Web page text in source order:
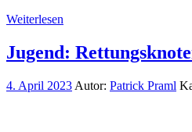
Weiterlesen
Jugend:
4. April 2023 Autor: Patrick Praml